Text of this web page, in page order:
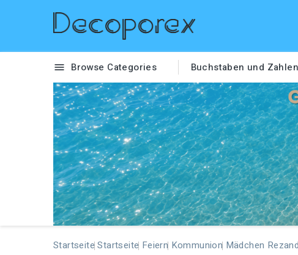
 Browse Categories Buchstaben und Zahlen
Startseite Startseite Feiern Kommunion Mädchen